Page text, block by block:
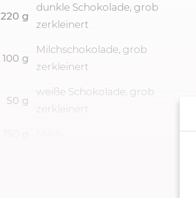
220 g
dunkle Schokolade, grob
zerkleinert
100 g
Milchschokolade, grob
zerkleinert
50 g
weiße Schokolade, grob
zerkleinert